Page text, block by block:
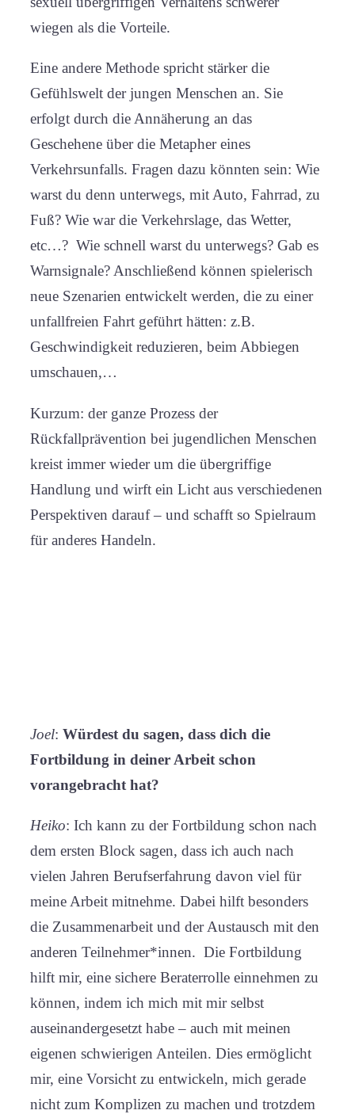
wiegen als die Vorteile.
Eine andere Methode spricht stärker die
Gefühlswelt der jungen Menschen an. Sie
erfolgt durch die Annäherung an das
Geschehene über die Metapher eines
Verkehrsunfalls. Fragen dazu könnten sein: Wie
warst du denn unterwegs, mit Auto, Fahrrad, zu
Fuß? Wie war die Verkehrslage, das Wetter,
etc…? Wie schnell warst du unterwegs? Gab es
Warnsignale? Anschließend können spielerisch
neue Szenarien entwickelt werden, die zu einer
unfallfreien Fahrt geführt hätten: z.B.
Geschwindigkeit reduzieren, beim Abbiegen
umschauen,…
Kurzum: der ganze Prozess der
Rückfallprävention bei jugendlichen Menschen
kreist immer wieder um die übergriffige
Handlung und wirft ein Licht aus verschiedenen
Perspektiven darauf – und schafft so Spielraum
für anderes Handeln.
Joel: Würdest du sagen, dass dich die
Fortbildung in deiner Arbeit schon
vorangebracht hat?
Heiko: Ich kann zu der Fortbildung schon nach
dem ersten Block sagen, dass ich auch nach
vielen Jahren Berufserfahrung davon viel für
meine Arbeit mitnehme. Dabei hilft besonders
die Zusammenarbeit und der Austausch mit den
anderen Teilnehmer*innen. Die Fortbildung
hilft mir, eine sichere Beraterrolle einnehmen zu
können, indem ich mich mit mir selbst
auseinandergesetzt habe – auch mit meinen
eigenen schwierigen Anteilen. Dies ermöglicht
mir, eine Vorsicht zu entwickeln, mich gerade
nicht zum Komplizen zu machen und trotzdem